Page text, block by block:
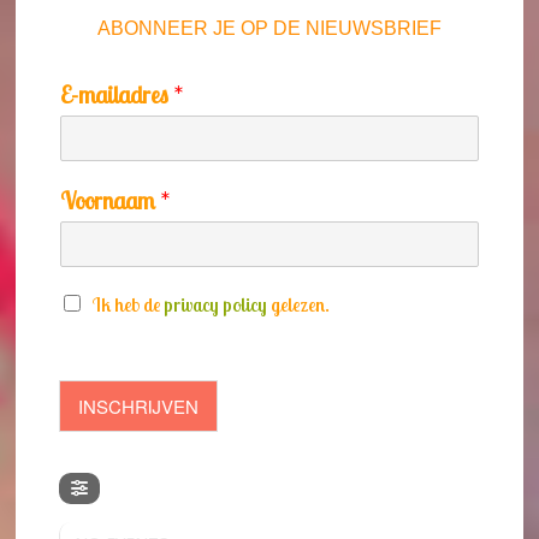
ABONNEER JE OP DE NIEUWSBRIEF
E-mailadres *
Voornaam*
S
c
i
Ik heb de privacy policy gelezen.
INSCHRIJVEN